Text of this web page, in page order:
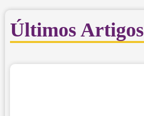
Últimos Artigos